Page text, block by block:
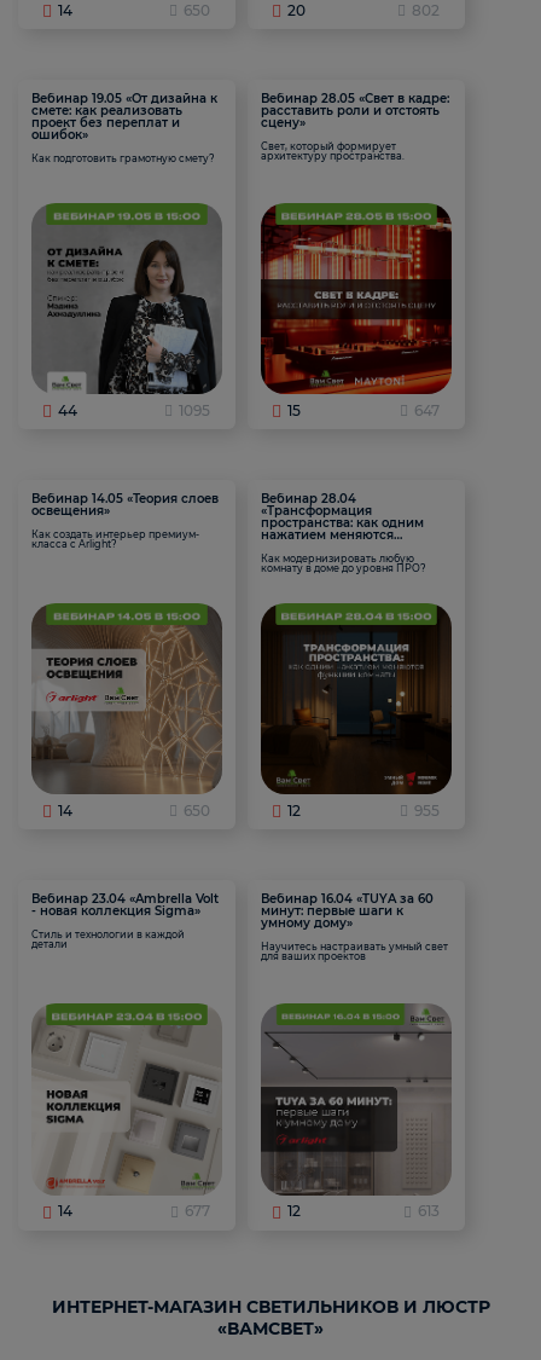
14 650 20 802
Вебинар 19.05 «От дизайна к
смете: как реализовать
проект без переплат и
ошибок»
Как подготовить грамотную смету?
44 1095
Вебинар 28.05 «Свет в кадре:
расставить роли и отстоять
сцену»
Свет, который формирует
архитектуру пространства.
15 647
Вебинар 14.05 «Теория слоев
освещения»
Как создать интерьер премиум-
класса с Arlight?
14 650
Вебинар 28.04
«Трансформация
пространства: как одним
нажатием меняются
Как модернизировать любую
комнату в доме до уровня ПРО?
12 955
Вебинар 23.04 «Ambrella Volt
- новая коллекция Sigma»
Стиль и технологии в каждой
детали
14 677
Вебинар 16.04 «TUYA за 60
минут: первые шаги к
умному дому»
Научитесь настраивать умный свет
для ваших проектов
12 613
ИНТЕРНЕТ-МАГАЗИН СВЕТИЛЬНИКОВ И ЛЮСТР
«ВАМСВЕТ»